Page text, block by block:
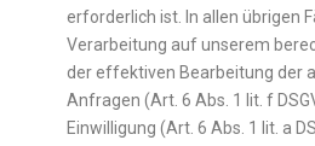
erforderlich ist. In allen übrigen
Verarbeitung auf unserem
der effektiven Bearbeitung der
Anfragen (Art. 6 Abs. 1 lit. f
Einwilligung (Art. 6 Abs. 1 lit. a